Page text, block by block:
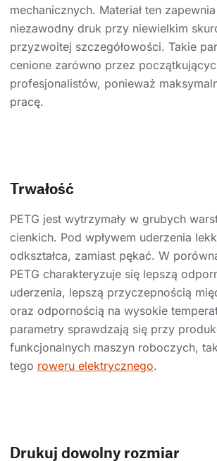
mechanicznych. Materiał ten
niezawodny druk przy niewielkim
przyzwoitej szczegółowości. Takie
cenione zarówno przez
profesjonalistów, ponieważ
pracę.
Trwałość
PETG jest wytrzymały w grubych
cienkich. Pod wpływem uderzenia
odkształca, zamiast pękać. W
PETG charakteryzuje się lepszą
uderzenia, lepszą przyczepnością
oraz odpornością na wysokie
parametry sprawdzają się przy
funkcjonalnych maszyn roboczych,
tego roweru elektrycznego.
Drukuj dowolny rozmiar